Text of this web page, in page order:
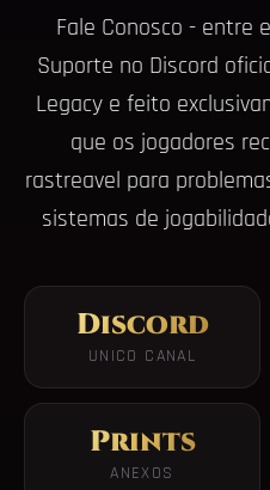
Fale Conosco - entre
Suporte no Discord
Legacy e feito
que os jogadores
rastreavel para
sistemas de
Discord
UNICO CANAL
Prints
ANEXOS